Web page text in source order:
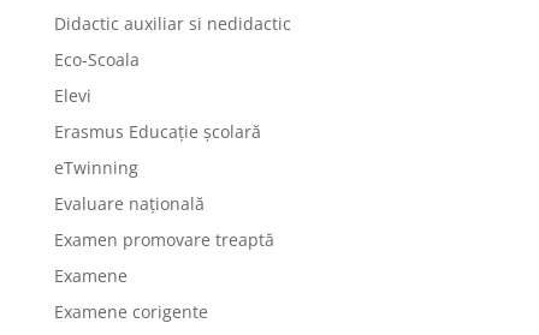
Didactic auxiliar si nedidactic
Eco-Scoala
Elevi
Erasmus Educație școlară
eTwinning
Evaluare națională
Examen promovare treaptă
Examene
Examene corigente